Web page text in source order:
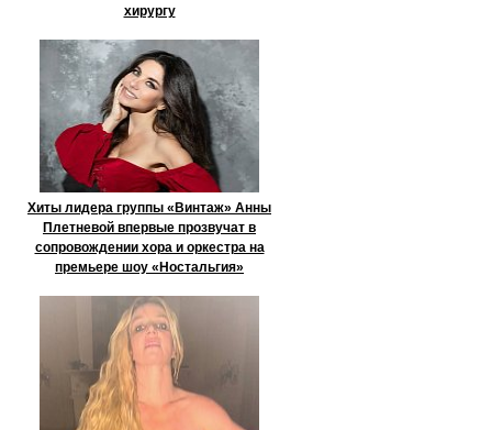
хирургу
Хиты лидера группы «Винтаж» Анны
Плетневой впервые прозвучат в
сопровождении хора и оркестра на
премьере шоу «Ностальгия»